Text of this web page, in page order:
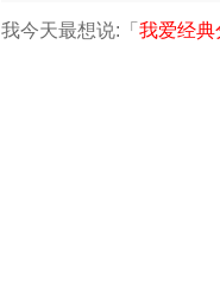
我今天最想说:「 我爱经典